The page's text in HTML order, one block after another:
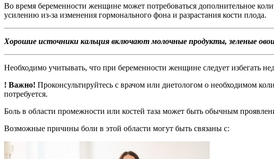
Во время беременности женщине может потребоваться дополнительное
усилению из-за изменения гормонального фона и разрастания кости плода.
Хорошие источники кальция включают молочные продукты, зеленые
Необходимо учитывать, что при беременности женщине следует избегать
! Важно! Проконсультируйтесь с врачом или диетологом о необходимом
потребуется.
Боль в области промежности или костей таза может быть обычным
Возможные причины боли в этой области могут быть связаны с: